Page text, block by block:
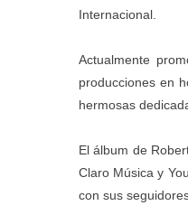
Internacional.
Actualmente
producciones en
hermosas
El álbum de
Claro Música y
con sus